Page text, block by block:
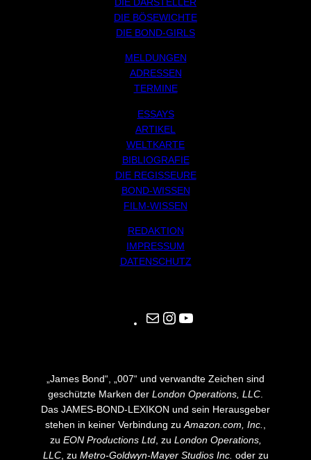
DIE BÖSEWICHTE
DIE BOND-GIRLS
MELDUNGEN
ADRESSEN
TERMINE
ESSAYS
ARTIKEL
WELTKARTE
BIBLIOGRAFIE
DIE REGISSEURE
BOND-WISSEN
FILM-WISSEN
REDAKTION
IMPRESSUM
DATENSCHUTZ
Mail Instagram YouTube
„James Bond“, „007“ und verwandte Zeichen sind
geschützte Marken der London Operations, LLC
Das JAMES-BOND-LEXIKON und sein Herausgeber
stehen in keiner Verbindung zu Amazon.com, Inc.
zu EON Productions Ltd, zu London Operations,
LLC, zu Metro-Goldwyn-Mayer Studios Inc. oder zu